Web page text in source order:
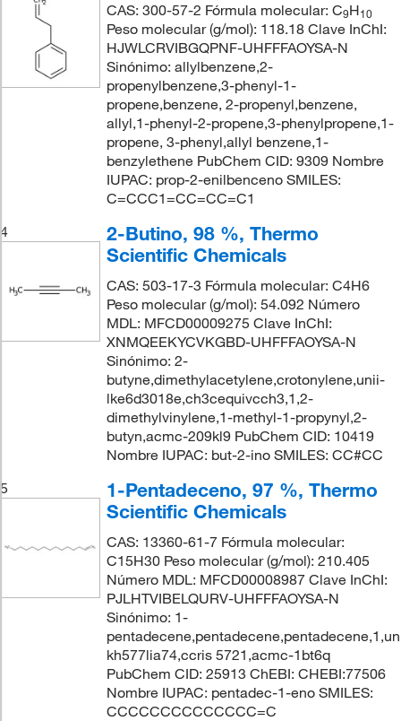
CAS: 300-57-2 Fórmula molecular: C9H10
Peso molecular (g/mol): 118.18 Clave InChI:
HJWLCRVIBGQPNF-UHFFFAOYSA-N
Sinónimo: allylbenzene,2-
propenylbenzene,3-phenyl-1-
propene,benzene, 2-propenyl,benzene,
allyl,1-phenyl-2-propene,3-phenylpropene,1-
propene, 3-phenyl,allyl benzene,1-
benzylethene PubChem CID: 9309 Nombre
IUPAC: prop-2-enilbenceno SMILES:
C=CCC1=CC=CC=C1
4
2-Butino, 98 %, Thermo
Scientific Chemicals
CAS: 503-17-3 Fórmula molecular: C4H6
Peso molecular (g/mol): 54.092 Número
MDL: MFCD00009275 Clave InChI:
XNMQEEKYCVKGBD-UHFFFAOYSA-N
Sinónimo: 2-
butyne,dimethylacetylene,crotonylene,unii-
lke6d3018e,ch3cequivcch3,1,2-
dimethylvinylene,1-methyl-1-propynyl,2-
butyn,acmc-209kl9 PubChem CID: 10419
Nombre IUPAC: but-2-ino SMILES: CC#CC
5
1-Pentadeceno, 97 %, Thermo
Scientific Chemicals
CAS: 13360-61-7 Fórmula molecular:
C15H30 Peso molecular (g/mol): 210.405
Número MDL: MFCD00008987 Clave InChI:
PJLHTVIBELQURV-UHFFFAOYSA-N
Sinónimo: 1-
kh577lia74,ccris 5721,acmc-1bt6q
PubChem CID: 25913 ChEBI: CHEBI:77506
Nombre IUPAC: pentadec-1-eno SMILES:
CCCCCCCCCCCCCC=C